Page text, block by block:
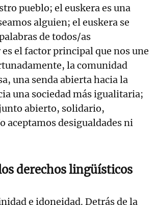
pueblo; el euskera es una
alguien; el euskera se
de todos/as
el factor principal que nos une
la comunidad
una senda abierta hacia la
una sociedad más igualitaria;
abierto, solidario,
aceptamos desigualdades ni
derechos lingüísticos
e idoneidad. Detrás de la